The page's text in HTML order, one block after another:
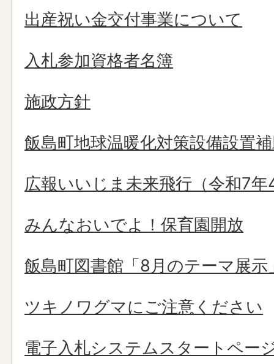
出産祝い金交付事業について
入札参加資格者名簿
施政方針
飯島町地球温暖化対策設備設置
広報いいじま未来飛行（令和7年
みんなおいでよ！保育園開放
飯島町図書館「8月のテーマ展示
ツキノワグマにご注意ください
電子入札システムスタートペー